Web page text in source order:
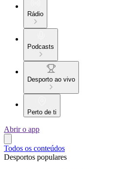
Rádio
Podcasts
Desporto ao vivo
Perto de ti
Abrir o app
Todos os conteúdos
Desportos populares